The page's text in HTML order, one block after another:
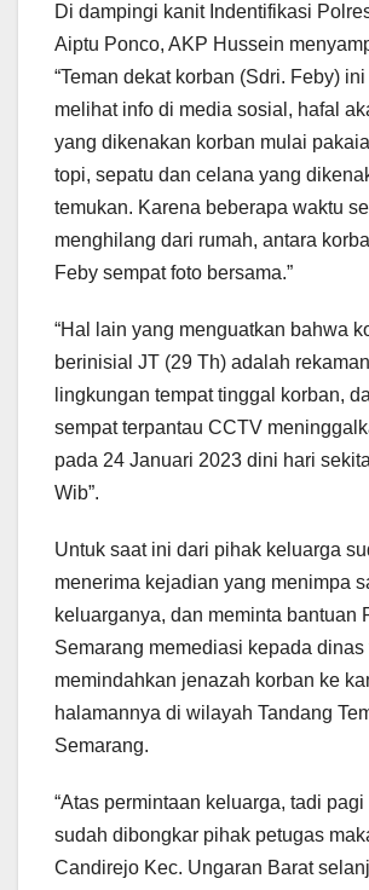
Di dampingi kanit Indentifikasi
Aiptu Ponco, AKP Hussein
“Teman dekat korban (Sdri. Feby)
melihat info di media sosial, hafal
yang dikenakan korban mulai
topi, sepatu dan celana yang
temukan. Karena beberapa waktu
menghilang dari rumah, antara
Feby sempat foto bersama.”
“Hal lain yang menguatkan bahwa
berinisial JT (29 Th) adalah
lingkungan tempat tinggal korban,
sempat terpantau CCTV
pada 24 Januari 2023 dini hari
Wib”.
Untuk saat ini dari pihak keluarga
menerima kejadian yang menimpa
keluarganya, dan meminta bantuan
Semarang memediasi kepada dinas
memindahkan jenazah korban ke
halamannya di wilayah Tandang
Semarang.
“Atas permintaan keluarga, tadi
sudah dibongkar pihak petugas
Candirejo Kec. Ungaran Barat